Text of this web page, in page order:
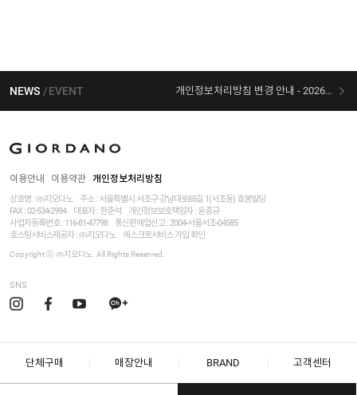
NEWS EVENT 개인정보처리방침 변경 안내 - 2026/07/30 시행
이용안내 이용약관 개인정보처리방침
상호명 : ㈜지오다노
주소 : 서울특별시 서초구 강남대로65길 1(서초동) 효봉빌딩
FAX : 02-534-2994
대표자 : 한준석 개인정보보호책임자 : 윤종규
사업자등록번호 : 116-81-47798
통신판매업신고 : 2004-서울서초-04585
호스팅서비스제공자 : ㈜지오다노
에스크로서비스 가입 확인
Copyright ⓒ ㈜지오다노. All Rights Reserved.
SNS
단체구매 매장안내 BRAND 고객센터